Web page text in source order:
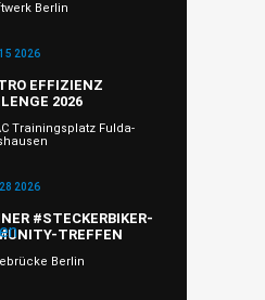
Berlin
2026
EFFIZIENZ
2026
Trainingsplatz Fulda-
2026
#STECKERBIKER-
TREFFEN
Berlin